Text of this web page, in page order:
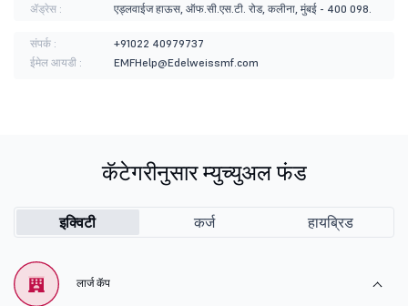
ॲड्रेस : एड्लवाईज हाऊस, ऑफ.सी.एस.टी. रोड, कलीना, मुंबई - 400 098.
संपर्क :
+91022 40979737
ईमेल आयडी :
EMFHelp@Edelweissmf.com
कॅटेगरीनुसार म्युच्युअल फंड
इक्विटी कर्ज हायब्रिड
लार्ज कॅप